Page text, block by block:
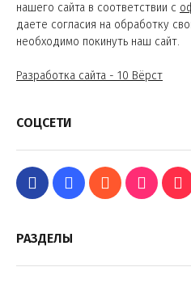
нашего сайта в соответствии с
даете согласия на обработку
необходимо покинуть наш сайт.
Разработка сайта - 10 Вёрст
СОЦСЕТИ
РАЗДЕЛЫ